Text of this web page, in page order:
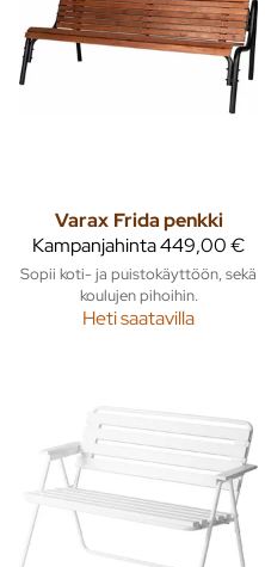
Varax Frida penkki
Kampanjahinta449,00 €
Sopii koti- ja puistokäyttöön, sekä
koulujen pihoihin.
Heti saatavilla